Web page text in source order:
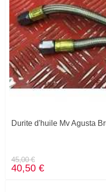
Durite d'huile Mv Agusta
45,00 €
40,50 €